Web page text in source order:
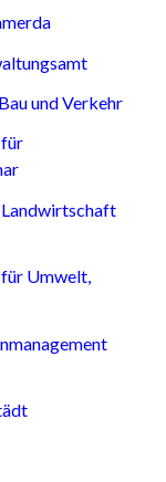
und Verkehr
für
Landwirtschaft
für Umwelt,